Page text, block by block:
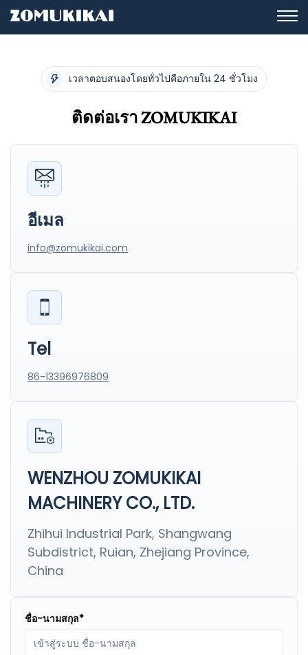
เวลาตอบสนองโดยทั่วไปคือภายใน 24 ชั่วโมง
ติดต่อเรา ZOMUKIKAI
อีเมล
info@zomukikai.com
Tel
86-13396976809
WENZHOU ZOMUKIKAI
MACHINERY CO., LTD.
Zhihui Industrial Park, Shangwang
Subdistrict, Ruian, Zhejiang Province,
China
ชื่อ-นามสกุล